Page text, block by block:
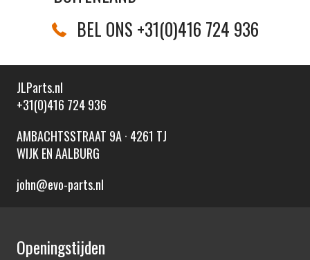
BEL ONS +31(0)416 724 936
JLParts.nl
+31(0)416 724 936
AMBACHTSSTRAAT 9A · 4261 TJ
WIJK EN AALBURG
john@evo-parts.nl
Openingstijden